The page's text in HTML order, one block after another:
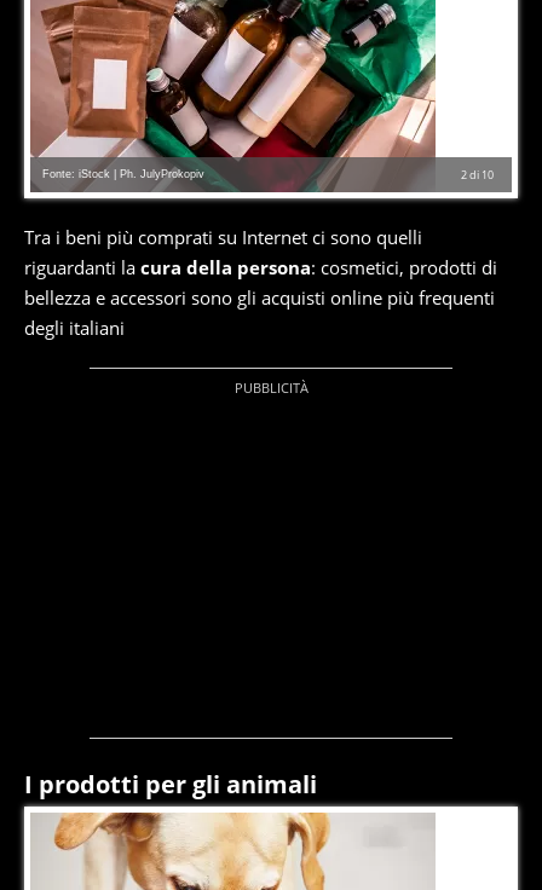
2di 10
Fonte: iStock | Ph. JulyProkopiv
Tra i beni più comprati su Internet ci sono quelli
riguardanti la cura della persona: cosmetici, prodotti di
bellezza e accessori sono gli acquisti online più frequenti
degli italiani
I prodotti per gli animali